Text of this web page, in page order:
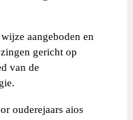
aangeboden en
gericht op
van de
ouderejaars aios